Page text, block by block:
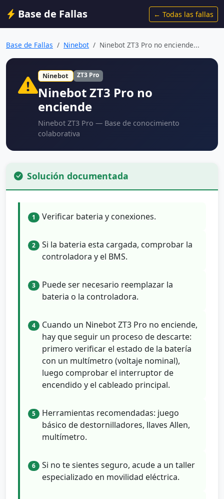
Base de Fallas ← Todas las fallas
Base de Fallas Ninebot Ninebot ZT3 Pro no enciende...
Ninebot ZT3 Pro
Ninebot ZT3 Pro no
enciende
Ninebot ZT3 Pro — Base de conocimiento
colaborativa
Solución documentada
1 Verificar bateria y conexiones.
2
Si la bateria esta cargada, comprobar la
controladora y el BMS.
3
Puede ser necesario reemplazar la
bateria o la controladora.
4
Cuando un Ninebot ZT3 Pro no enciende,
hay que seguir un proceso de descarte:
primero verificar el estado de la batería
con un multímetro (voltaje nominal),
luego comprobar el interruptor de
encendido y el cableado principal.
5
Herramientas recomendadas: juego
básico de destornilladores, llaves Allen,
multímetro.
6
Si no te sientes seguro, acude a un taller
especializado en movilidad eléctrica.